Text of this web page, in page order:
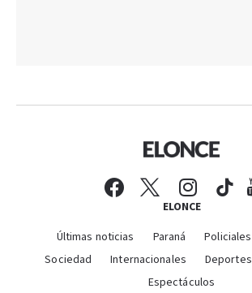
ELONCE
Últimas noticias Paraná Policiales
Sociedad
Internacionales Deportes
Espectáculos